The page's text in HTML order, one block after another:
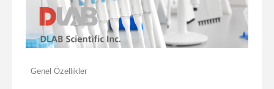
Genel Özellikler